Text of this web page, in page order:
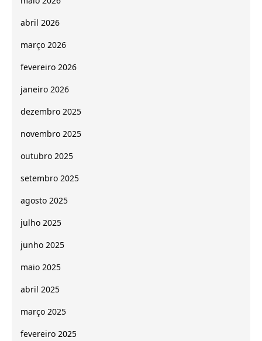
abril 2026
março 2026
fevereiro 2026
janeiro 2026
dezembro 2025
novembro 2025
outubro 2025
setembro 2025
agosto 2025
julho 2025
junho 2025
maio 2025
abril 2025
março 2025
fevereiro 2025